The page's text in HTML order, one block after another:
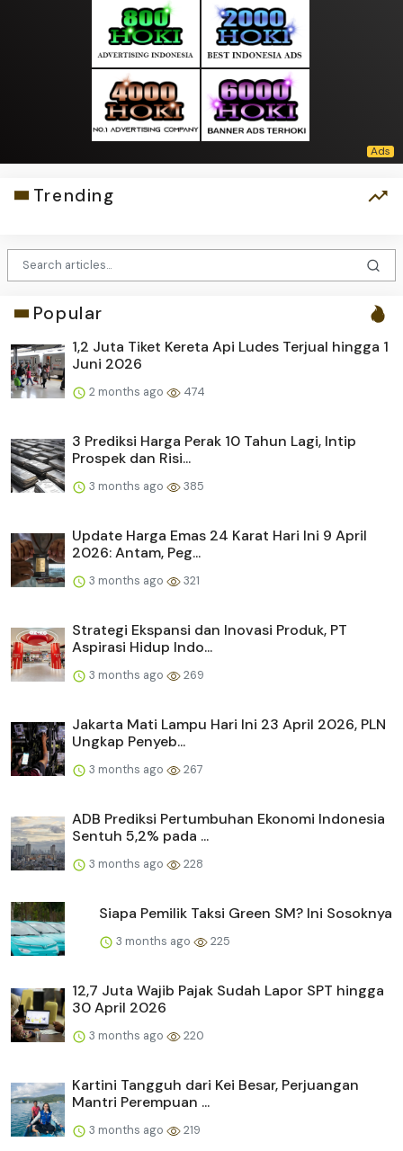
Trending
Popular
1,2 Juta Tiket Kereta Api Ludes Terjual hingga 1
Juni 2026
2 months ago 474
3 Prediksi Harga Perak 10 Tahun Lagi, Intip
Prospek dan Risi...
3 months ago 385
Update Harga Emas 24 Karat Hari Ini 9 April
2026: Antam, Peg...
3 months ago 321
Strategi Ekspansi dan Inovasi Produk, PT
Aspirasi Hidup Indo...
3 months ago 269
Jakarta Mati Lampu Hari Ini 23 April 2026, PLN
Ungkap Penyeb...
3 months ago 267
ADB Prediksi Pertumbuhan Ekonomi Indonesia
Sentuh 5,2% pada ...
3 months ago 228
Siapa Pemilik Taksi Green SM? Ini Sosoknya
3 months ago 225
12,7 Juta Wajib Pajak Sudah Lapor SPT hingga
30 April 2026
3 months ago 220
Kartini Tangguh dari Kei Besar, Perjuangan
Mantri Perempuan ...
3 months ago 219